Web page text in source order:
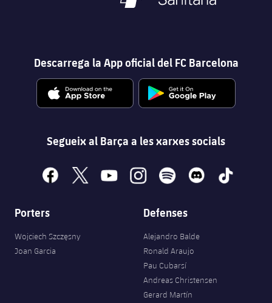
Descarrega la App oficial del FC Barcelona
Segueix al Barça a les xarxes socials
facebook
x youtubeinstagramspotify discord tiktok
Porters
Wojciech Szczęsny
Joan Garcia
Defenses
Alejandro Balde
Ronald Araujo
Pau Cubarsí
Andreas Christensen
Gerard Martín